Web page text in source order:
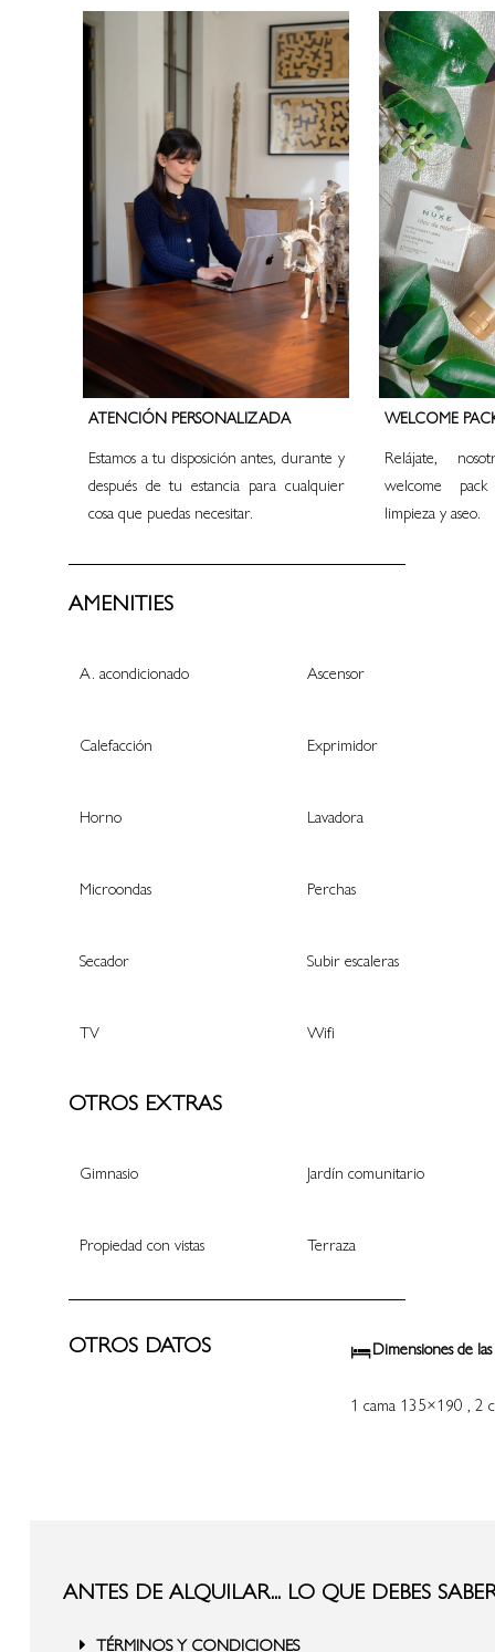
ATENCIÓN PERSONALIZADA
Estamos a tu disposición antes, durante y
después de tu estancia para cualquier
cosa que puedas necesitar.
WELCOME
Relájate,
welcome
limpieza y aseo.
AMENITIES
A. acondicionado Ascensor
Calefacción Exprimidor
Horno Lavadora
Microondas Perchas
Secador Subir escaleras
TV Wifi
OTROS EXTRAS
Gimnasio Jardín comunitario
Propiedad con vistas Terraza
OTROS DATOS Dimensiones de las
1 cama 135×190 , 2
ANTES DE ALQUILAR... LO QUE DEBES
TÉRMINOS Y CONDICIONES